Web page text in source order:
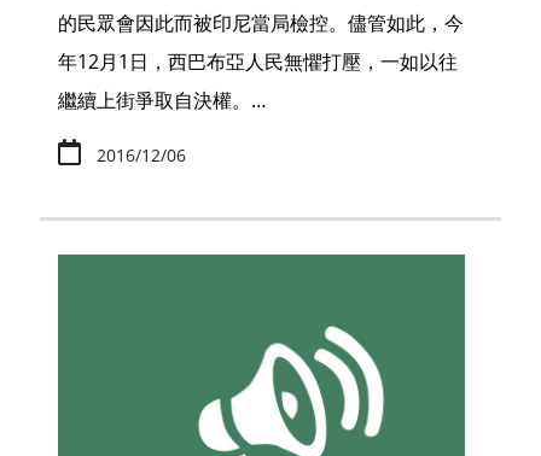
的民眾會因此而被印尼當局檢控。儘管如此，今
年12月1日，西巴布亞人民無懼打壓，一如以往
繼續上街爭取自決權。…
2016/12/06